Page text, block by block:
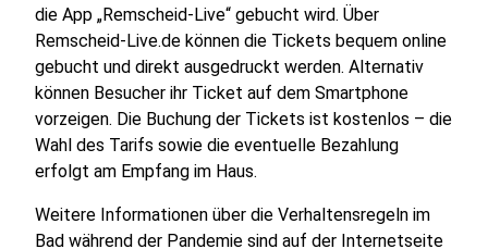
die App „Remscheid-Live“ gebucht wird. Über
Remscheid-Live.de können die Tickets bequem online
gebucht und direkt ausgedruckt werden. Alternativ
können Besucher ihr Ticket auf dem Smartphone
vorzeigen. Die Buchung der Tickets ist kostenlos – die
Wahl des Tarifs sowie die eventuelle Bezahlung
erfolgt am Empfang im Haus.
Weitere Informationen über die Verhaltensregeln im
Bad während der Pandemie sind auf der Internetseite